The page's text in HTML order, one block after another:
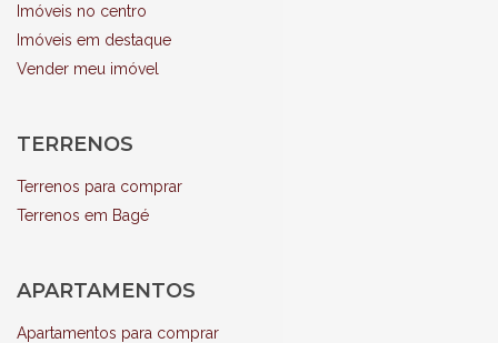
Imóveis no centro
Imóveis em destaque
Vender meu imóvel
TERRENOS
Terrenos para comprar
Terrenos em Bagé
APARTAMENTOS
Apartamentos para comprar